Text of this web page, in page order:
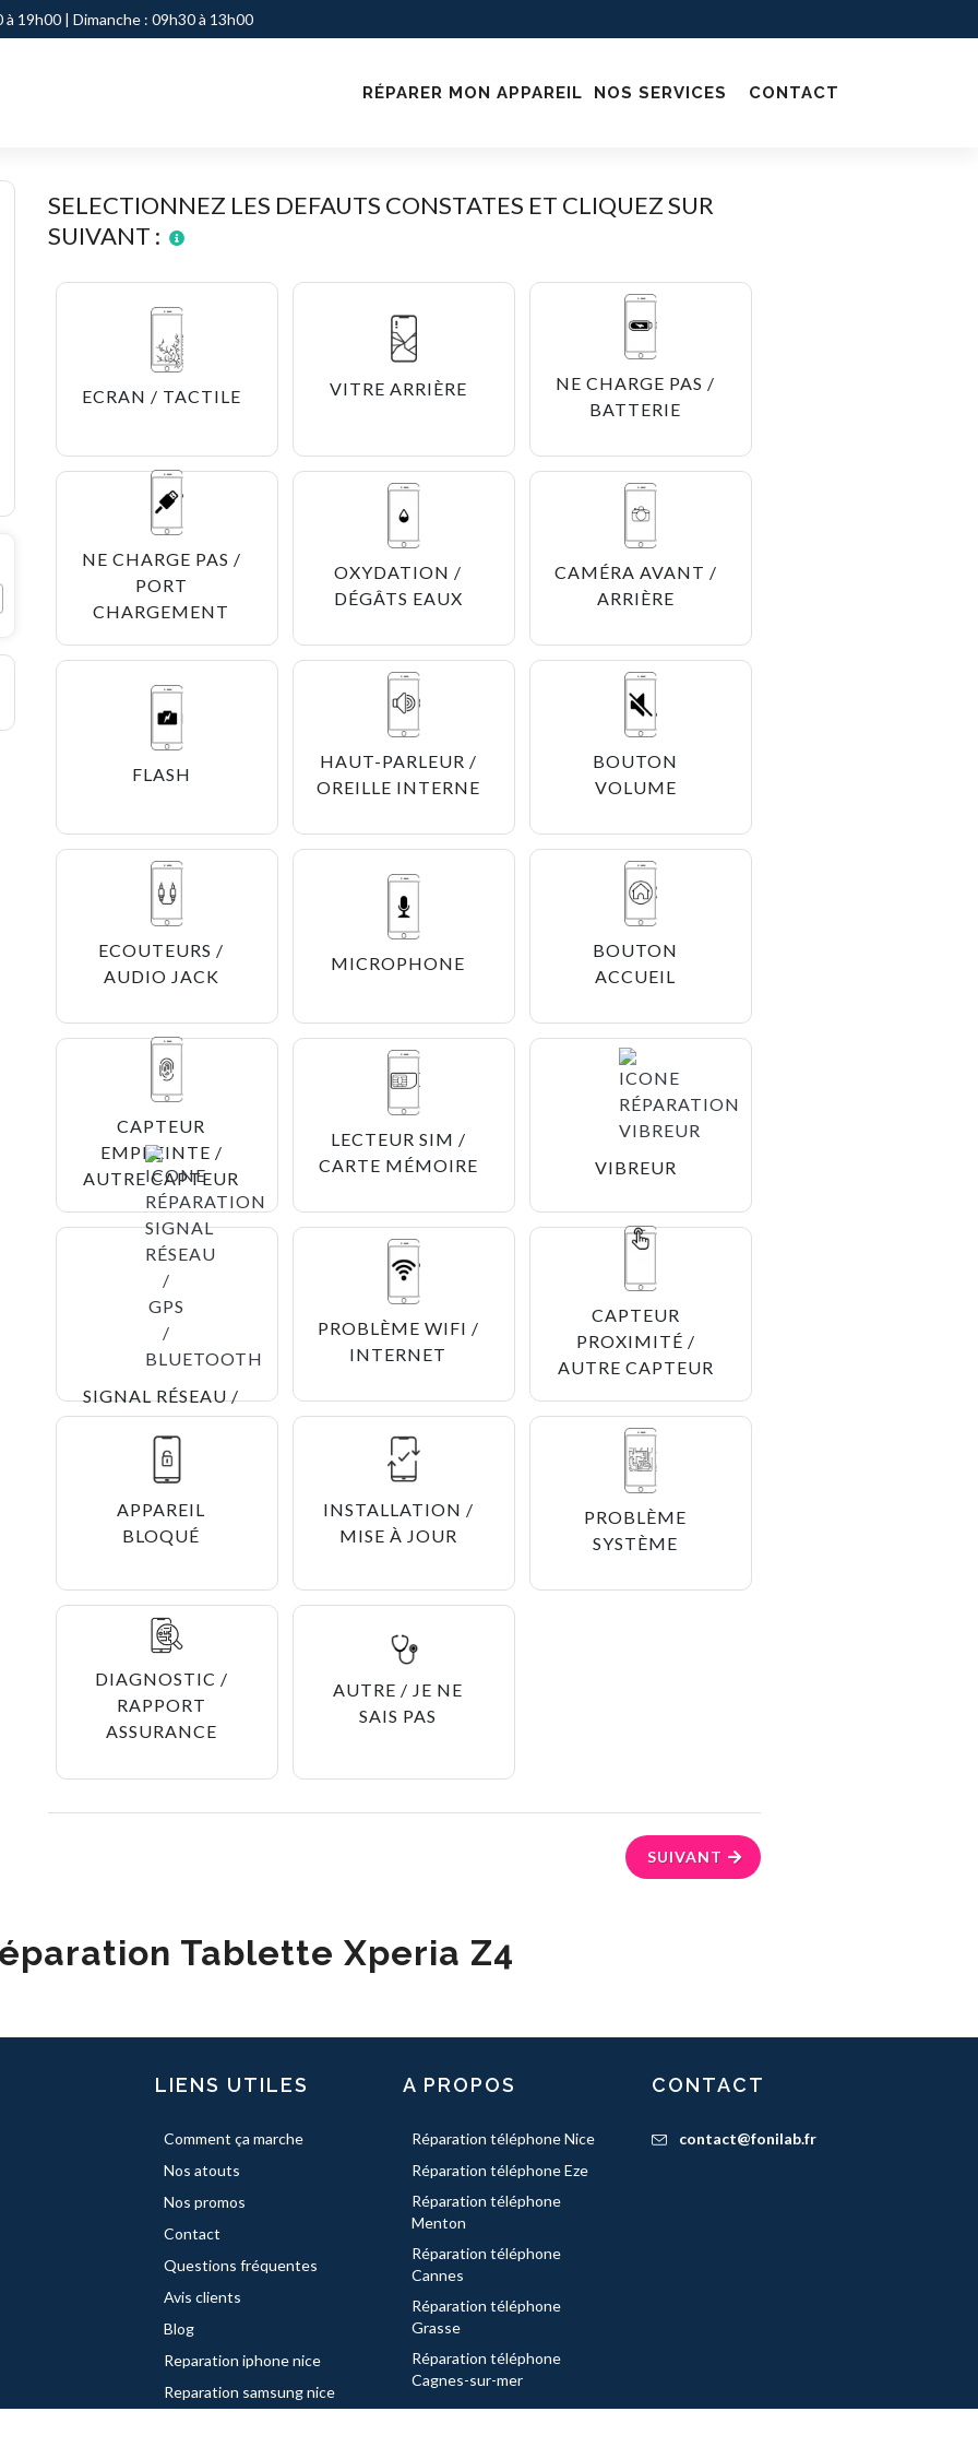
19h00 | Dimanche : 09h30 à 13h00
RÉPARER MON APPAREIL NOS SERVICES CONTACT
SELECTIONNEZ LES DEFAUTS CONSTATES ET CLIQUEZ SUR
SUIVANT :
ECRAN / TACTILE VITRE ARRIÈRE
NE CHARGE PAS /
BATTERIE
NE CHARGE PAS /
PORT
CHARGEMENT
OXYDATION /
DÉGÂTS EAUX
CAMÉRA AVANT /
ARRIÈRE
FLASH
HAUT-PARLEUR /
OREILLE INTERNE
BOUTON
VOLUME
ECOUTEURS /
AUDIO JACK
MICROPHONE
BOUTON
ACCUEIL
CAPTEUR
EMPREINTE /
AUTRE CAPTEUR
LECTEUR SIM /
CARTE MÉMOIRE
VIBREUR
SIGNAL RÉSEAU /
GPS /
BLUETOOTH
PROBLÈME WIFI /
INTERNET
CAPTEUR
PROXIMITÉ /
AUTRE CAPTEUR
APPAREIL
BLOQUÉ
INSTALLATION /
MISE À JOUR
PROBLÈME
SYSTÈME
DIAGNOSTIC /
RAPPORT
ASSURANCE
AUTRE / JE NE
SAIS PAS
SUIVANT
Tablette Xperia Z4
LIENS UTILES
Comment ça marche
Nos atouts
Nos promos
Contact
Questions fréquentes
Avis clients
Blog
Reparation iphone nice
Reparation samsung nice
A PROPOS
Réparation téléphone Nice
Réparation téléphone Eze
Réparation téléphone
Menton
Réparation téléphone
Cannes
Réparation téléphone
Grasse
Réparation téléphone
Cagnes-sur-mer
CONTACT
contact@fonilab.fr